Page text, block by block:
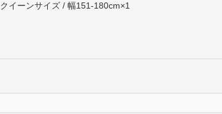
クイーンサイズ / 幅151-180cm×1